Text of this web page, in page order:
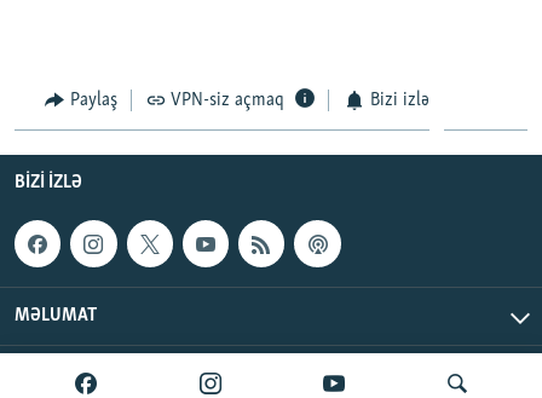
XƏBƏR BÜLLETENLƏRIMIZ
Paylaş VPN-siz açmaq Bizi izlə
BIZI IZLƏ
MƏLUMAT
AzadlıqRadiosu © 2026 Inc. | Bütün hüquqlar qorunur